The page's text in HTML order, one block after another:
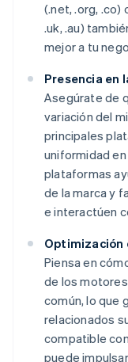
(.net, .org, .co)
.uk, .au)
mejor a tu
Presencia en
Asegúrate de
variación del
principales
uniformidad
plataformas
de la marca y
e interactúen
Optimización
Piensa en
de los
común, lo que
relacionados
compatible
puede